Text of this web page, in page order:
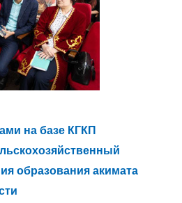
на базе КГКП
образования акимата